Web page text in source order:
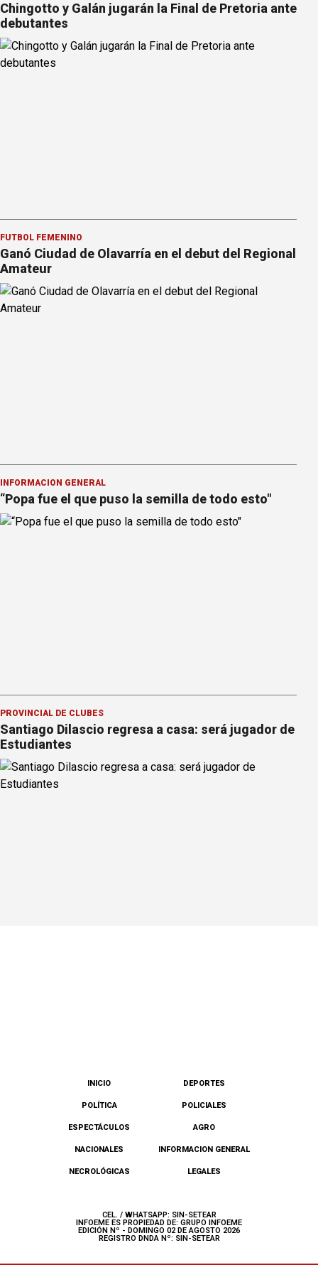
Chingotto y Galán jugarán la Final de Pretoria ante
debutantes
FÚTBOL FEMENINO
Ganó Ciudad de Olavarría en el debut del Regional
Amateur
INFORMACION GENERAL
“Popa fue el que puso la semilla de todo esto"
PROVINCIAL DE CLUBES
Santiago Dilascio regresa a casa: será jugador de
Estudiantes
INICIO DEPORTES
POLÍTICA POLICIALES
ESPECTÁCULOS AGRO
NACIONALES INFORMACION GENERAL
NECROLÓGICAS LEGALES
CEL. / WHATSAPP: SIN-SETEAR
INFOEME ES PROPIEDAD DE: GRUPO INFOEME
EDICIÓN Nº - DOMINGO 02 DE AGOSTO 2026
REGISTRO DNDA Nº: SIN-SETEAR